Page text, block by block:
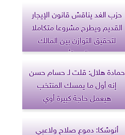
حزب الغد يناقش قانون الإيجار
القديم ويطرح مشروعا متكاملا
لتحقيق التوازن بين المالك
والمستأجر
حمادة هلال: قلت لـ حسام حسن
إنه أول ما يمسك المنتخب
هيعمل حاجة كبيرة أوي
أنوشكا: دموع صلاح ولاعبي